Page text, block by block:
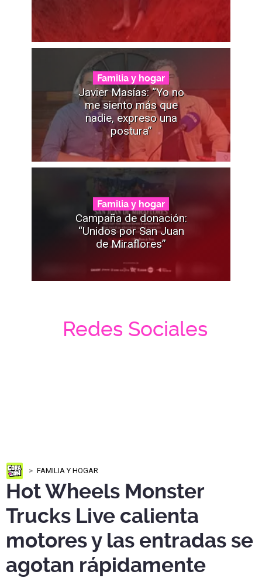
Familia y hogar
Javier Masías: “Yo no
me siento más que
nadie, expreso una
postura”
Familia y hogar
Campaña de donación:
“Unidos por San Juan
de Miraflores”
Redes Sociales
FAMILIA Y HOGAR
Hot Wheels Monster
Trucks Live calienta
motores y las entradas se
agotan rápidamente